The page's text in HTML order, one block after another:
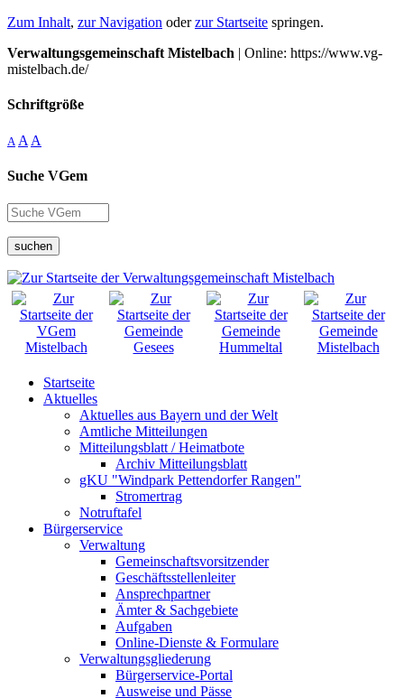
Zum Inhalt, zur Navigation oderzur Startseite springen.
Verwaltungsgemeinschaft Mistelbach | Online: https://www.vg-
mistelbach.de/
Schriftgröße
A A A
Suche VGem
suchen
Startseite
Aktuelles
Aktuelles aus Bayern und der Welt
Amtliche Mitteilungen
Mitteilungsblatt / Heimatbote
Archiv Mitteilungsblatt
gKU "Windpark Pettendorfer Rangen"
Stromertrag
Notruftafel
Bürgerservice
Verwaltung
Gemeinschaftsvorsitzender
Geschäftsstellenleiter
Ansprechpartner
Ämter & Sachgebiete
Aufgaben
Online-Dienste & Formulare
Verwaltungsgliederung
Bürgerservice-Portal
Ausweise und Pässe